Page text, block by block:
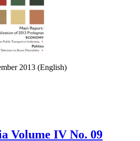
2013 (English)
Volume IV No. 09